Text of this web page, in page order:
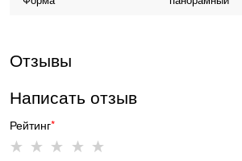
Отзывы
Написать отзыв
Рейтинг